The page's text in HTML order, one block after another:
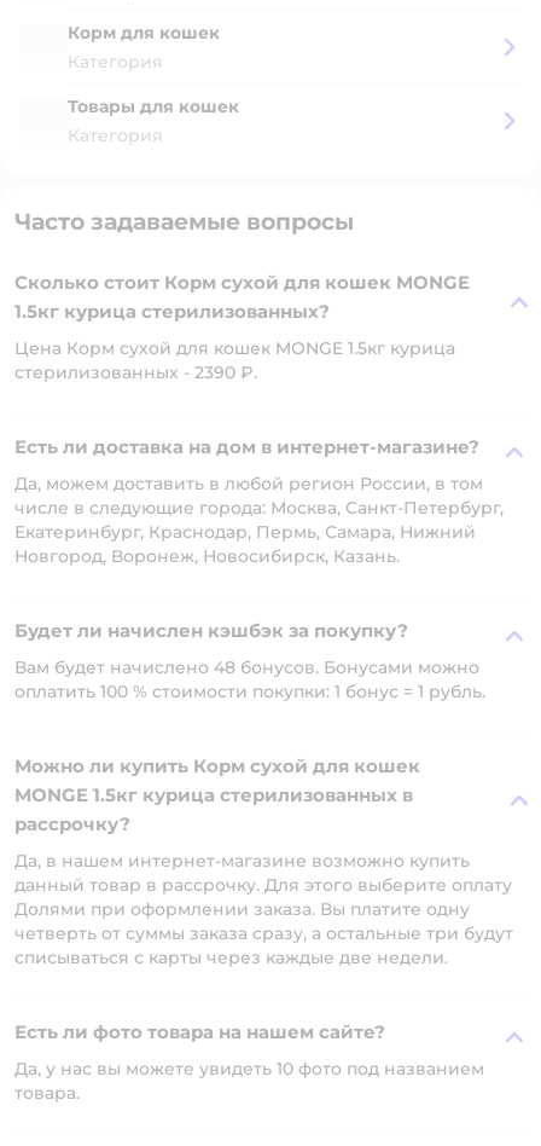
Корм для кошек
Категория
Товары для кошек
Категория
Часто задаваемые вопросы
Сколько стоит Корм сухой для кошек MONGE
1.5кг курица стерилизованных?
Цена Корм сухой для кошек MONGE 1.5кг курица
стерилизованных - 2390 ₽.
Есть ли доставка на дом в интернет-магазине?
Да, можем доставить в любой регион России, в том
числе в следующие города: Москва, Санкт-Петербург,
Екатеринбург, Краснодар, Пермь, Самара, Нижний
Новгород, Воронеж, Новосибирск, Казань.
Будет ли начислен кэшбэк за покупку?
Вам будет начислено 48 бонусов. Бонусами можно
оплатить 100 % стоимости покупки: 1 бонус = 1 рубль.
Можно ли купить Корм сухой для кошек
MONGE 1.5кг курица стерилизованных в
рассрочку?
Да, в нашем интернет-магазине возможно купить
данный товар в рассрочку. Для этого выберите оплату
Долями при оформлении заказа. Вы платите одну
четверть от суммы заказа сразу, а остальные три будут
списываться с карты через каждые две недели.
Есть ли фото товара на нашем сайте?
Да, у нас вы можете увидеть 10 фото под названием
товара.